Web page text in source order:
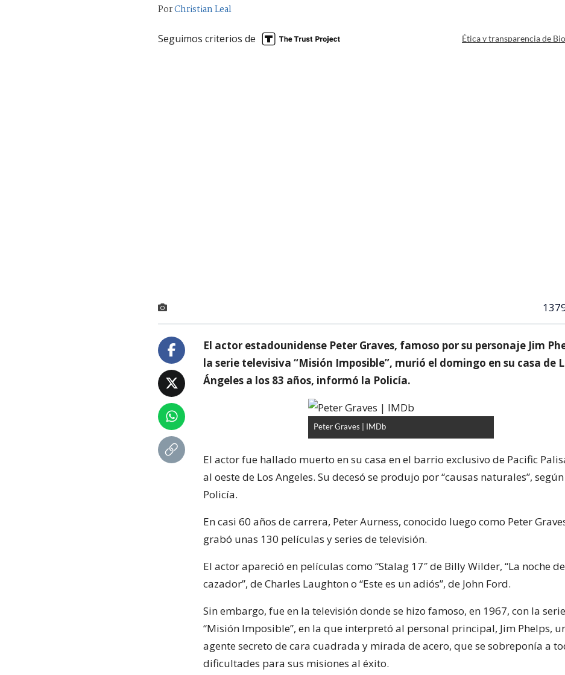
PorChristian Leal
Seguimos criterios de Ética y transparencia de
El actor estadounidense Peter Graves, famoso por su personaje Jim
la serie televisiva “Misión Imposible”, murió el domingo en su casa de
Ángeles a los 83 años, informó la Policía.
Peter Graves | IMDb
El actor fue hallado muerto en su casa en el barrio exclusivo de Pacific
al oeste de Los Angeles. Su decesó se produjo por “causas naturales”,
Policía.
En casi 60 años de carrera, Peter Aurness, conocido luego como Peter
grabó unas 130 películas y series de televisión.
El actor apareció en películas como “Stalag 17″ de Billy Wilder, “La noche
cazador”, de Charles Laughton o “Este es un adiós”, de John Ford.
Sin embargo, fue en la televisión donde se hizo famoso, en 1967, con la serie
“Misión Imposible”, en la que interpretó al personal principal, Jim Phelps,
agente secreto de cara cuadrada y mirada de acero, que se sobreponía a
dificultades para sus misiones al éxito.